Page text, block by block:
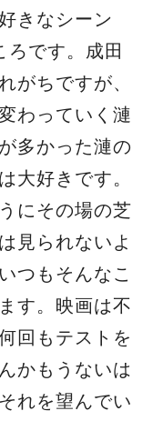
きなシーン
ろです。成田
がちですが、
わっていく漣
多かった漣の
大好きです。
にその場の芝
見られないよ
つもそんなこ
す。映画は不
回もテストを
かもうないは
れを望んでい